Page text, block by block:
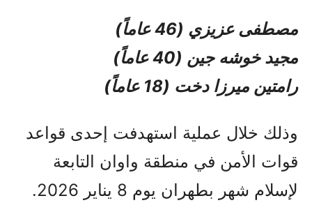
مصطفى عزيزي (46 عاماً)
مجيد خوشه جين (40 عاماً)
رامتين ميرزا دخت (18 عاماً)
وذلك خلال عملية استهدفت إحدى قواعد
قوات الأمن في منطقة واوان التابعة
لإسلام شهر بطهران يوم 8 يناير 2026.